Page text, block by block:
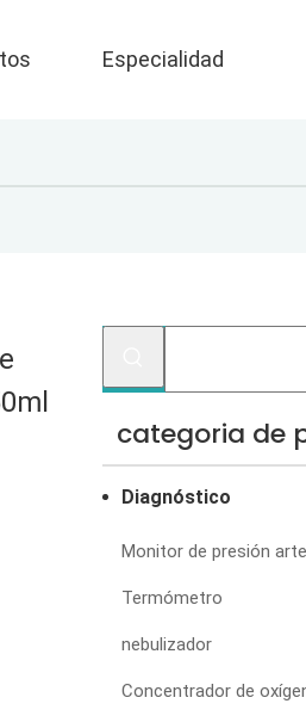
Especialidad
categoria de
Diagnóstico
Monitor de presión
Termómetro
nebulizador
Concentrador de